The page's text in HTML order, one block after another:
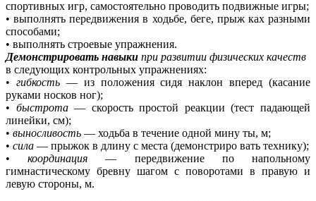
спортивных игр, самостоятельно проводить подвижные игры;
• выполнять передвижения в ходьбе, беге, прыж ках разными
способами;
• выполнять строевые упражнения.
Демонстрировать навыки при развитии физических качеств
в следующих контрольных упражнениях:
• гибкость — из положения сидя наклон вперед (касание
руками носков ног);
• быстрота— скорость простой реакции (тест падающей
линейки, см);
• выносливость — ходьба в течение одной мину ты, м;
• сила — прыжок в длину с места (демонстриро вать технику);
•координация— передвижение по напольному
гимнастическому бревну шагом с поворотами в правую и
левую стороны, м.